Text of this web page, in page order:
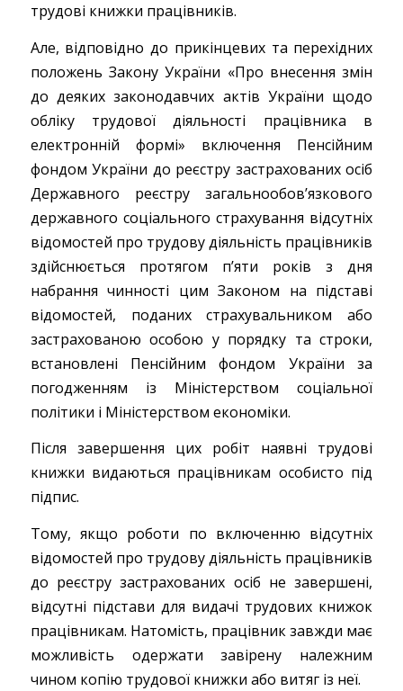
трудові книжки працівників.
Але, відповідно до прикінцевих та перехідних
положень Закону України «Про внесення змін
до деяких законодавчих актів України щодо
обліку трудової діяльності працівника в
електронній формі» включення Пенсійним
фондом України до реєстру застрахованих осіб
Державного реєстру загальнообов’язкового
державного соціального страхування відсутніх
відомостей про трудову діяльність працівників
здійснюється протягом п’яти років з дня
набрання чинності цим Законом на підставі
відомостей, поданих страхувальником або
застрахованою особою у порядку та строки,
встановлені Пенсійним фондом України за
погодженням із Міністерством соціальної
політики і Міністерством економіки.
Після завершення цих робіт наявні трудові
книжки видаються працівникам особисто під
підпис.
Тому, якщо роботи по включенню відсутніх
відомостей про трудову діяльність працівників
до реєстру застрахованих осіб не завершені,
відсутні підстави для видачі трудових книжок
працівникам. Натомість, працівник завжди має
можливість одержати завірену належним
чином копію трудової книжки або витяг із неї.